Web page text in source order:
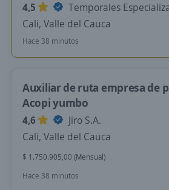
4,5
Temporales
Cali, Valle del Cauca
Hace 38 minutos
Auxiliar de ruta empresa de
Acopi yumbo
4,6
Jiro S.A.
Cali, Valle del Cauca
$ 1.750.905,00 (Mensual)
Hace 38 minutos